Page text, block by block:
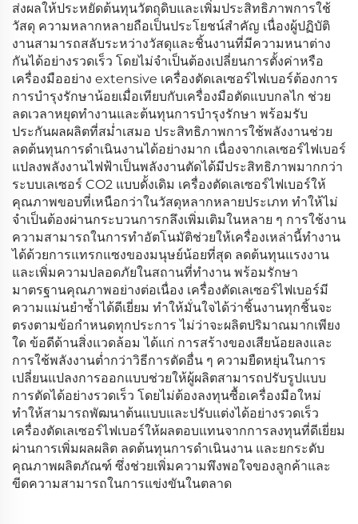
ส่งผลให้ประหยัดต้นทุนวัตถุดิบและเพิ่มประสิทธิภาพการใช้
วัสดุ ความหลากหลายถือเป็นประโยชน์สำคัญ เนื่องผู้ปฏิบัติ
งานสามารถสลับระหว่างวัสดุและชิ้นงานที่มีความหนาต่าง
กันได้อย่างรวดเร็ว โดยไม่จำเป็นต้องเปลี่ยนการตั้งค่าหรือ
เครื่องมืออย่าง extensive เครื่องตัดเลเซอร์ไฟเบอร์ต้องการ
การบำรุงรักษาน้อยเมื่อเทียบกับเครื่องมือตัดแบบกลไก ช่วย
ลดเวลาหยุดทำงานและต้นทุนการบำรุงรักษา พร้อมรับ
ประกันผลผลิตที่สม่ำเสมอ ประสิทธิภาพการใช้พลังงานช่วย
ลดต้นทุนการดำเนินงานได้อย่างมาก เนื่องจากเลเซอร์ไฟเบอร์
แปลงพลังงานไฟฟ้าเป็นพลังงานตัดได้มีประสิทธิภาพมากกว่า
ระบบเลเซอร์ CO2 แบบดั้งเดิม เครื่องตัดเลเซอร์ไฟเบอร์ให้
คุณภาพขอบที่เหนือกว่าในวัสดุหลากหลายประเภท ทำให้ไม่
จำเป็นต้องผ่านกระบวนการกลึงเพิ่มเติมในหลาย ๆ การใช้งาน
ความสามารถในการทำอัตโนมัติช่วยให้เครื่องเหล่านี้ทำงาน
ได้ด้วยการแทรกแซงของมนุษย์น้อยที่สุด ลดต้นทุนแรงงาน
และเพิ่มความปลอดภัยในสถานที่ทำงาน พร้อมรักษา
มาตรฐานคุณภาพอย่างต่อเนื่อง เครื่องตัดเลเซอร์ไฟเบอร์มี
ความแม่นยำซ้ำได้ดีเยี่ยม ทำให้มั่นใจได้ว่าชิ้นงานทุกชิ้นจะ
ตรงตามข้อกำหนดทุกประการ ไม่ว่าจะผลิตปริมาณมากเพียง
ใด ข้อดีด้านสิ่งแวดล้อม ได้แก่ การสร้างของเสียน้อยลงและ
การใช้พลังงานต่ำกว่าวิธีการตัดอื่น ๆ ความยืดหยุ่นในการ
เปลี่ยนแปลงการออกแบบช่วยให้ผู้ผลิตสามารถปรับรูปแบบ
การตัดได้อย่างรวดเร็ว โดยไม่ต้องลงทุนซื้อเครื่องมือใหม่
ทำให้สามารถพัฒนาต้นแบบและปรับแต่งได้อย่างรวดเร็ว
เครื่องตัดเลเซอร์ไฟเบอร์ให้ผลตอบแทนจากการลงทุนที่ดีเยี่ยม
ผ่านการเพิ่มผลผลิต ลดต้นทุนการดำเนินงาน และยกระดับ
คุณภาพผลิตภัณฑ์ ซึ่งช่วยเพิ่มความพึงพอใจของลูกค้าและ
ขีดความสามารถในการแข่งขันในตลาด